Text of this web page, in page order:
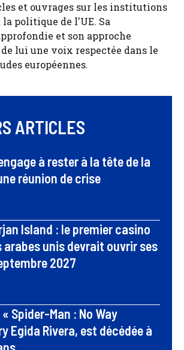
et ouvrages sur les institutions
la politique de l'UE. Sa
et son approche
lui une voix respectée dans le
européennes.
ARTICLES
à rester à la tête de la
réunion de crise
Island : le premier casino
arabes unis devrait ouvrir ses
2027
Spider-Man : No Way
Egida Rivera, est décédée à